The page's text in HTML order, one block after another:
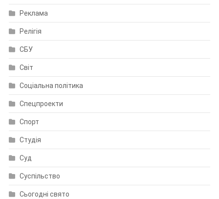
Реклама
Релігія
СБУ
Світ
Соціальна політика
Спецпроекти
Спорт
Студія
Суд
Суспільство
Сьогодні свято